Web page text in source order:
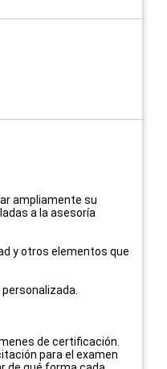
ampliamente su
a la asesoría
y otros elementos que
de certificación.
para el examen